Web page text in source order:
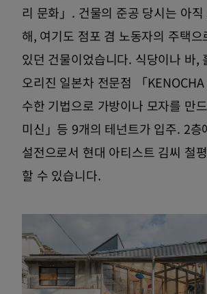
리 문화」. 건물의 준공 당시는 아
해, 여기도 점포 겸 노동자의 주택으
있던 건물이었습니다. 식당이나 바,
오리진 일본차 전문점 「
수한 기법으로 가방이나 모자를 만
미신」등 9개의 테넌트가 입주. 2층
설전으로서 현대 아티스트 김씨 철
할 수 있습니다.